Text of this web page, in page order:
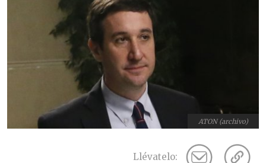
ATON (archivo)
Llévatelo: